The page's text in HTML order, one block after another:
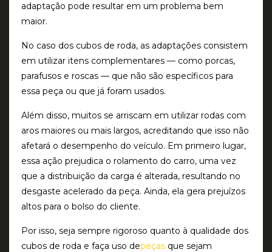
adaptação pode resultar em um problema bem
maior.
No caso dos cubos de roda, as adaptações consistem
em utilizar itens complementares — como porcas,
parafusos e roscas — que não são específicos para
essa peça ou que já foram usados.
Além disso, muitos se arriscam em utilizar rodas com
aros maiores ou mais largos, acreditando que isso não
afetará o desempenho do veículo. Em primeiro lugar,
essa ação prejudica o rolamento do carro, uma vez
que a distribuição da carga é alterada, resultando no
desgaste acelerado da peça. Ainda, ela gera prejuízos
altos para o bolso do cliente.
Por isso, seja sempre rigoroso quanto à qualidade dos
cubos de roda e faça uso depeças que sejam